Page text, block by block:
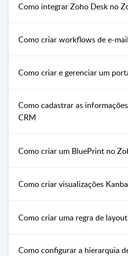
Como integrar Zoho Desk no
Como criar workflows de e-
Como criar e gerenciar um
Como cadastrar as
CRM
Como criar um BluePrint no
Como criar visualizações
Como criar uma regra de
Como configurar a hierarquia